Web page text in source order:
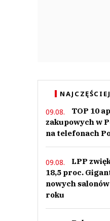
09.08.
TOP 10
zakupowych w
na telefonach
09.08.
LPP
18,5 proc.
nowych
roku